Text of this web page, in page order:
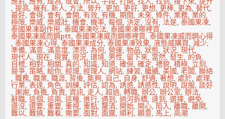
,提高,擁有,新人, 方法,晉升, 更加,更好, 更想, 更棒, 更為,替代,
最好, 會得, 會有, 會開,有效,有機,期間,未來,條件, 業務, 業的,
極限,樂威,樂威壯,機會,機率,每個,決定,沒有, 法是,泰國果凍,
泰國果凍副作用,泰國果凍吃法,泰國果凍哪裡買,
泰國果凍威而鋼ptt,泰國果凍威而鋼哪裡買,泰國果凍威而鋼心得
,泰國果凍心得,泰國果凍成分,泰國果凍效果,液態威購買,減少,
準備,滿意,滿意度,漂亮,為何,營運,物品,狀態,狀況,現代,
現代人,現在,現實,現況,環境, 男性, 留下來, 當然,發生, 的負,
目標,相對,相關,真的,知識,知道,確保,確定,禮貌,積極,立刻,
競爭,策略,給你,經理,經理人,網站,練習,繼續,美國,老闆,聯絡
,職務,職業,職涯,背後,能夠, 自己, 自身,舒適,著想, 處於, 處理,
行業,表達, 角色,訓練,評估,認為,誘惑,誘惑性,說明,說服,談好
,謝謝, 負擔,負責,資訊,走人,超過,轉職,辦公,辦公室,辦法,
辭職,這個,這兩,這種,進行,遇到,過河拆橋,達到,選擇,避免,
還沒,還要,重要,重視,重點,釐清, 開始, 開心, 陷入,離職,離開,
難以,難搞,難看, 需要,面對,面露,順利,願意, 馬上,高潮